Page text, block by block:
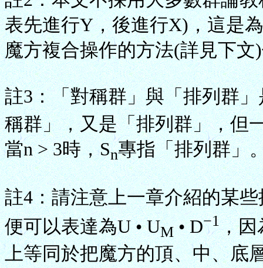
表先進行Y，後進行X)，這是
魔方複合操作的方法(詳見下文
註3：「對稱群」與「排列群
稱群」，又是「排列群」，但
當n > 3時，Sn專指「排列群」
註4：請注意上一章介紹的某
便可以表達為U • UM• D−1，因
上等同於把魔方的頂、中、底